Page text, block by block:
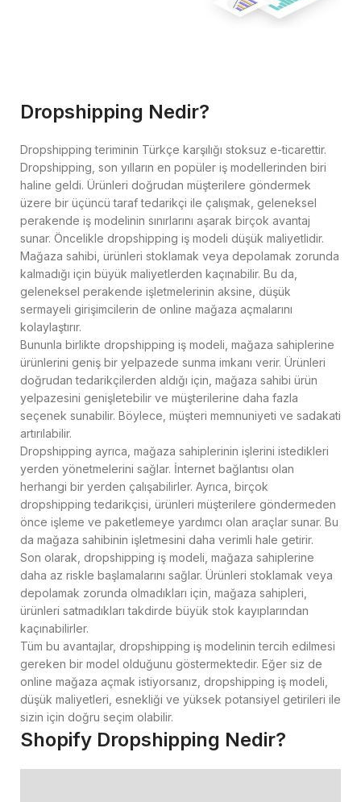
Dropshipping Nedir?
Dropshipping teriminin Türkçe karşılığı stoksuz e-ticarettir.
Dropshipping, son yılların en popüler iş modellerinden biri
haline geldi. Ürünleri doğrudan müşterilere göndermek
üzere bir üçüncü taraf tedarikçi ile çalışmak, geleneksel
perakende iş modelinin sınırlarını aşarak birçok avantaj
sunar. Öncelikle dropshipping iş modeli düşük maliyetlidir.
Mağaza sahibi, ürünleri stoklamak veya depolamak zorunda
kalmadığı için büyük maliyetlerden kaçınabilir. Bu da,
geleneksel perakende işletmelerinin aksine, düşük
sermayeli girişimcilerin de online mağaza açmalarını
kolaylaştırır.
Bununla birlikte dropshipping iş modeli, mağaza sahiplerine
ürünlerini geniş bir yelpazede sunma imkanı verir. Ürünleri
doğrudan tedarikçilerden aldığı için, mağaza sahibi ürün
yelpazesini genişletebilir ve müşterilerine daha fazla
seçenek sunabilir. Böylece, müşteri memnuniyeti ve sadakati
artırılabilir.
Dropshipping ayrıca, mağaza sahiplerinin işlerini istedikleri
yerden yönetmelerini sağlar. İnternet bağlantısı olan
herhangi bir yerden çalışabilirler. Ayrıca, birçok
dropshipping tedarikçisi, ürünleri müşterilere göndermeden
önce işleme ve paketlemeye yardımcı olan araçlar sunar. Bu
da mağaza sahibinin işletmesini daha verimli hale getirir.
Son olarak, dropshipping iş modeli, mağaza sahiplerine
daha az riskle başlamalarını sağlar. Ürünleri stoklamak veya
depolamak zorunda olmadıkları için, mağaza sahipleri,
ürünleri satmadıkları takdirde büyük stok kayıplarından
kaçınabilirler.
Tüm bu avantajlar, dropshipping iş modelinin tercih edilmesi
gereken bir model olduğunu göstermektedir. Eğer siz de
online mağaza açmak istiyorsanız, dropshipping iş modeli,
düşük maliyetleri, esnekliği ve yüksek potansiyel getirileri ile
sizin için doğru seçim olabilir.
Shopify Dropshipping Nedir?